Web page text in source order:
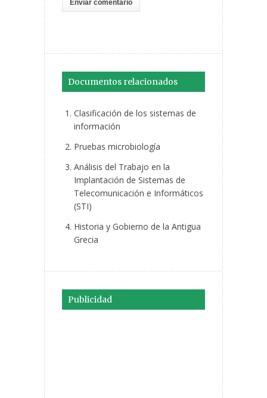
Documentos relacionados
Clasificación de los sistemas de
información
Pruebas microbiología
Análisis del Trabajo en la
Implantación de Sistemas de
Telecomunicación e Informáticos
(STI)
Historia y Gobierno de la Antigua
Grecia
Publicidad